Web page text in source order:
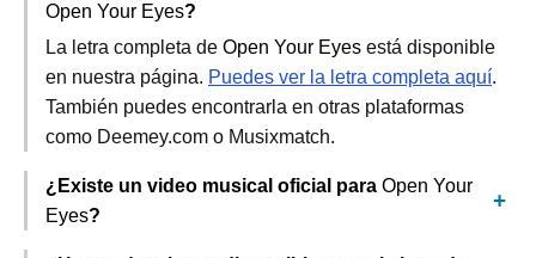
Open Your Eyes?
La letra completa de Open Your Eyes está disponible
en nuestra página. Puedes ver la letra completa aquí.
También puedes encontrarla en otras plataformas
como Deemey.com o Musixmatch.
¿Existe un video musical oficial para Open Your
Eyes?